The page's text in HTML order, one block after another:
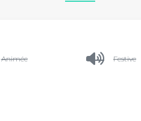
Animée Festive